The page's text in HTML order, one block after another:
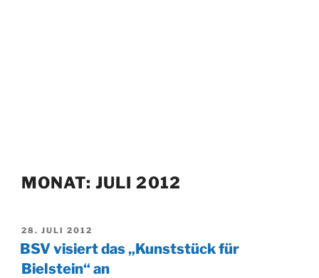
MONAT: JULI 2012
VERÖFFENTLICHT
AM
28. JULI 2012
BSV visiert das „Kunststück für
Bielstein“ an